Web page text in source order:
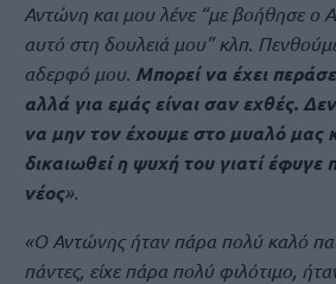
Αντώνη και μου λένε “με βοήθησε ο
αυτό στη δουλειά μου” κλπ.
αδερφό μου. Μπορεί να έχει
αλλά για εμάς είναι σαν εχθές.
να μην τον έχουμε στο μυαλό μας
δικαιωθεί η ψυχή του γιατί έφυγε
νέος».
«Ο Αντώνης ήταν πάρα πολύ καλό
πάντες, είχε πάρα πολύ φιλότιμο,